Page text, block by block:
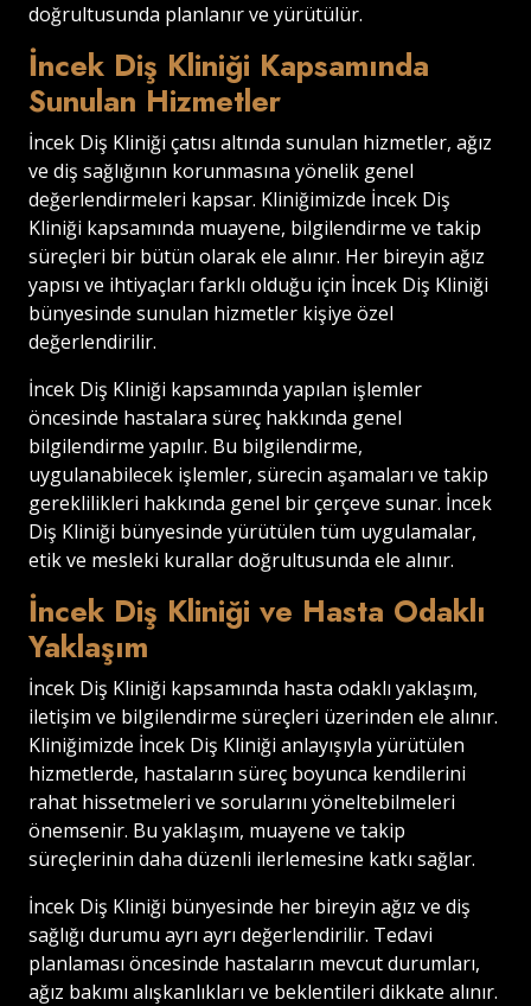
doğrultusunda planlanır ve yürütülür.
İncek Diş Kliniği Kapsamında
Sunulan Hizmetler
İncek Diş Kliniği çatısı altında sunulan hizmetler, ağız
ve diş sağlığının korunmasına yönelik genel
değerlendirmeleri kapsar. Kliniğimizde İncek Diş
Kliniği kapsamında muayene, bilgilendirme ve takip
süreçleri bir bütün olarak ele alınır. Her bireyin ağız
yapısı ve ihtiyaçları farklı olduğu için İncek Diş Kliniği
bünyesinde sunulan hizmetler kişiye özel
değerlendirilir.
İncek Diş Kliniği kapsamında yapılan işlemler
öncesinde hastalara süreç hakkında genel
bilgilendirme yapılır. Bu bilgilendirme,
uygulanabilecek işlemler, sürecin aşamaları ve takip
gereklilikleri hakkında genel bir çerçeve sunar. İncek
Diş Kliniği bünyesinde yürütülen tüm uygulamalar,
etik ve mesleki kurallar doğrultusunda ele alınır.
İncek Diş Kliniği ve Hasta Odaklı
Yaklaşım
İncek Diş Kliniği kapsamında hasta odaklı yaklaşım,
iletişim ve bilgilendirme süreçleri üzerinden ele alınır.
Kliniğimizde İncek Diş Kliniği anlayışıyla yürütülen
hizmetlerde, hastaların süreç boyunca kendilerini
rahat hissetmeleri ve sorularını yöneltebilmeleri
önemsenir. Bu yaklaşım, muayene ve takip
süreçlerinin daha düzenli ilerlemesine katkı sağlar.
İncek Diş Kliniği bünyesinde her bireyin ağız ve diş
sağlığı durumu ayrı ayrı değerlendirilir. Tedavi
planlaması öncesinde hastaların mevcut durumları,
ağız bakımı alışkanlıkları ve beklentileri dikkate alınır.